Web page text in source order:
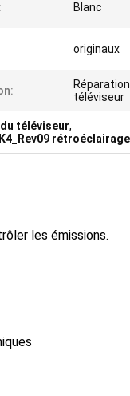
Blanc
originaux
téléviseur
du téléviseur,
les émissions.